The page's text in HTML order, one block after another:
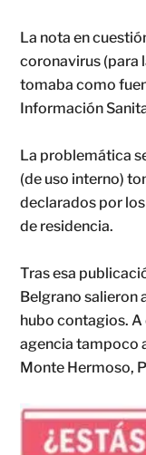
La nota en
coronavirus (para
tomaba como
Información
La problemática
(de uso interno)
declarados por
de residencia.
Tras esa
Belgrano salieron
hubo contagios.
agencia tampoco
Monte Hermoso,